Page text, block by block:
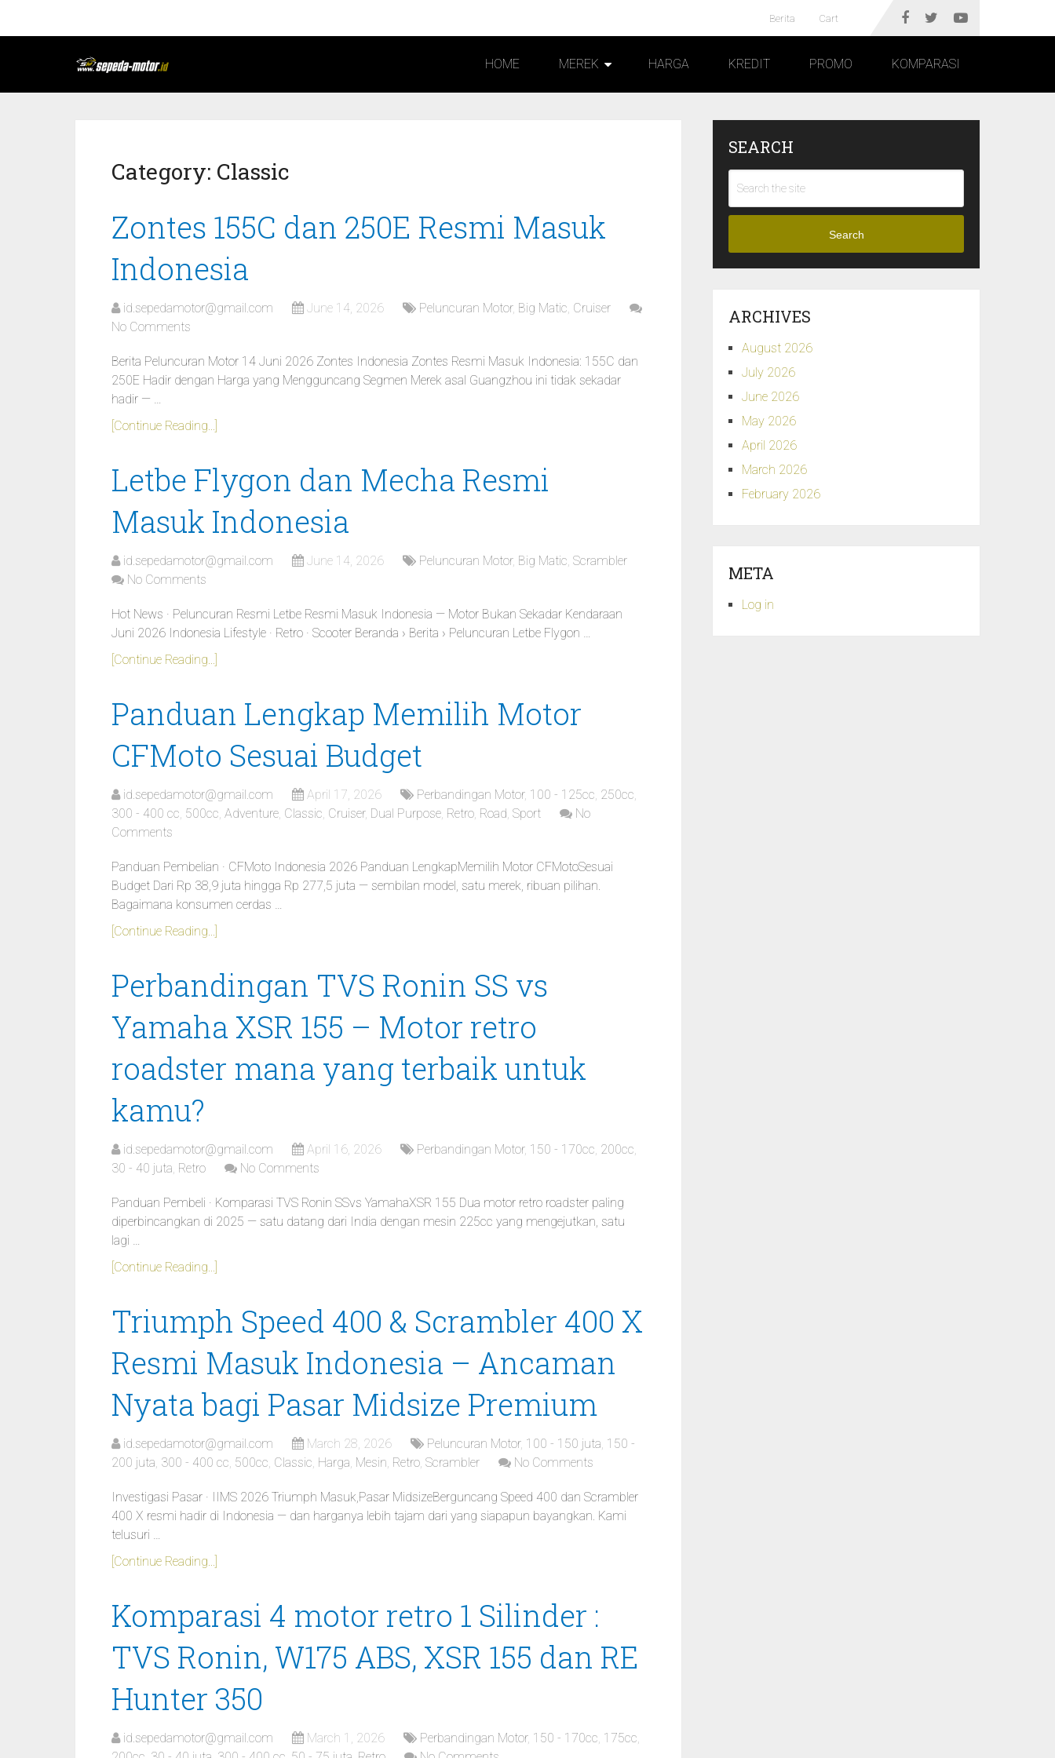
Berita Cart
HOME MEREK HARGA KREDIT PROMO KOMPARASI
Category: Classic
Zontes 155C dan 250E Resmi Masuk
Indonesia
id.sepedamotor@gmail.com June 14, 2026 Peluncuran Motor, Big Matic, Cruiser
No Comments
Berita Peluncuran Motor 14 Juni 2026 Zontes Indonesia Zontes Resmi Masuk Indonesia: 155C dan
250E Hadir dengan Harga yang Mengguncang Segmen Merek asal Guangzhou ini tidak sekadar
hadir — …
[Continue Reading...]
Letbe Flygon dan Mecha Resmi
Masuk Indonesia
id.sepedamotor@gmail.com June 14, 2026 Peluncuran Motor, Big Matic, Scrambler
No Comments
Hot News · Peluncuran Resmi Letbe Resmi Masuk Indonesia — Motor Bukan Sekadar Kendaraan
Juni 2026 Indonesia Lifestyle · Retro · Scooter Beranda › Berita › Peluncuran Letbe Flygon …
[Continue Reading...]
Panduan Lengkap Memilih Motor
CFMoto Sesuai Budget
id.sepedamotor@gmail.com April 17, 2026 Perbandingan Motor, 100 - 125cc, 250cc,
300 - 400 cc, 500cc, Adventure, Classic, Cruiser, Dual Purpose, Retro, Road, Sport
No
Comments
Panduan Pembelian · CFMoto Indonesia 2026 Panduan LengkapMemilih Motor CFMotoSesuai
Budget Dari Rp 38,9 juta hingga Rp 277,5 juta — sembilan model, satu merek, ribuan pilihan.
Bagaimana konsumen cerdas …
[Continue Reading...]
Perbandingan TVS Ronin SS vs
Yamaha XSR 155 – Motor retro
roadster mana yang terbaik untuk
kamu?
id.sepedamotor@gmail.com April 16, 2026 Perbandingan Motor, 150 - 170cc, 200cc,
30 - 40 juta, Retro No Comments
Panduan Pembeli · Komparasi TVS Ronin SSvs YamahaXSR 155 Dua motor retro roadster paling
diperbincangkan di 2025 — satu datang dari India dengan mesin 225cc yang mengejutkan, satu
lagi …
[Continue Reading...]
Triumph Speed 400 & Scrambler 400 X
Resmi Masuk Indonesia – Ancaman
Nyata bagi Pasar Midsize Premium
id.sepedamotor@gmail.com March 28, 2026 Peluncuran Motor, 100 - 150 juta, 150 -
200 juta, 300 - 400 cc, 500cc, Classic, Harga, Mesin, Retro, Scrambler No Comments
Investigasi Pasar · IIMS 2026 Triumph Masuk,Pasar MidsizeBerguncang Speed 400 dan Scrambler
400 X resmi hadir di Indonesia — dan harganya lebih tajam dari yang siapapun bayangkan. Kami
telusuri …
[Continue Reading...]
Komparasi 4 motor retro 1 Silinder :
TVS Ronin, W175 ABS, XSR 155 dan RE
Hunter 350
id.sepedamotor@gmail.com March 1, 2026 Perbandingan Motor, 150 - 170cc, 175cc,
SEARCH
Search
ARCHIVES
August 2026
July 2026
June 2026
May 2026
April 2026
March 2026
February 2026
META
Log in